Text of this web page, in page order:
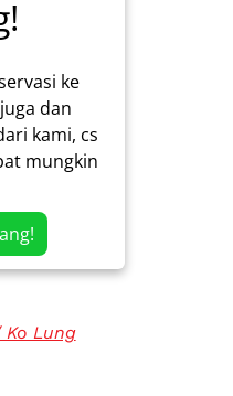
ke
dan
kami, cs
mungkin
Ko Lung